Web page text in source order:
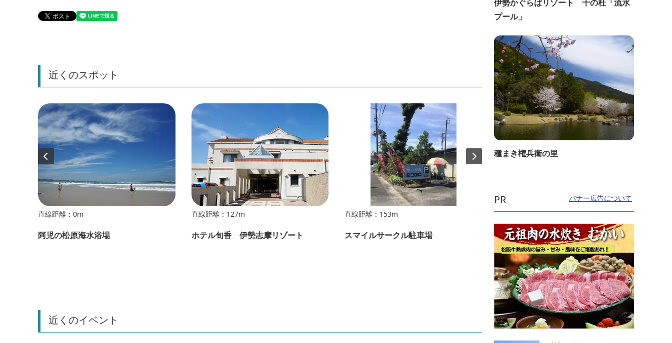
近くのスポット
直線距離：0m
阿児の松原海水浴場
直線距離：127m
ホテル旬香 伊勢志摩リゾート
直線距離：153m
スマイルサークル駐車場
直線距離：225m
季彩の宿沙都邑
近くのイベント
伊勢かぐらばリゾート 千の杜「流水
プール」
種まき権兵衛の里
PR バナー広告について